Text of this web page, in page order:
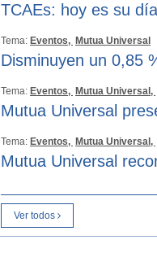
TCAEs: hoy es su día
Tema: Eventos, Mutua Universal
Disminuyen un 0,85
Tema: Eventos, Mutua Universal,
Mutua Universal
Tema: Eventos, Mutua Universal,
Mutua Universal
Ver todos